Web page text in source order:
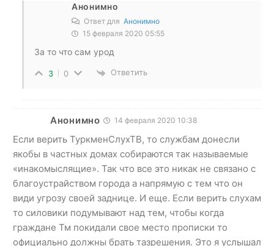
Анонимно
Ответ для Анонимно
15 февраля 2020 05:55
За то что сам урод
3 0 Ответить
Анонимно 14 февраля 2020 10:38
Если верить ТуркменСлухТВ, то службам донесли
якобы в частных домах собираются так называемые
«инакомыслящие». Так что все это никак не связано с
благоустрайством города а напрямую с тем что он
види угрозу своей заднице. И еще. Если верить слухам
то силовики подумывают над тем, чтобы когда
граждане Тм покидали свое место прописки то
официально должны брать тазрешения. Это я услышал